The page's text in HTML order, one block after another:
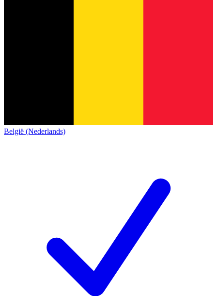
België (Nederlands)